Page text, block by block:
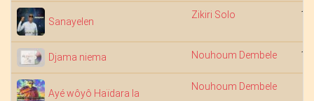
Sanayelen
Zikiri Solo
Djama niema Nouhoum Dembele
Ayé wôyô Haïdara la
Nouhoum Dembele